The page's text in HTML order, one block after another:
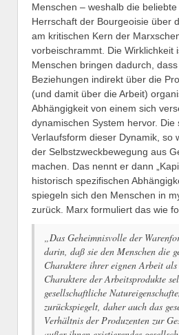
Menschen – weshalb die
Herrschaft der Bourgeoisie über
am kritischen Kern der
vorbeischrammt. Die Wirklichkeit
Menschen bringen dadurch,
Beziehungen indirekt über die
(und damit über die Arbeit)
Abhängigkeit von einem sich
dynamischen System hervor. Die
Verlaufsform dieser Dynamik, so
der Selbstzweckbewegung aus
machen. Das nennt er dann
historisch spezifischen
spiegeln sich den Menschen in
zurück. Marx formuliert das wie
„Das Geheimnisvolle der
darin, daß sie den Menschen die
Charaktere ihrer eignen Arbeit als
Charaktere der Arbeitsprodukte
gesellschaftliche
zurückspiegelt, daher auch das
Verhältnis der Produzenten zur